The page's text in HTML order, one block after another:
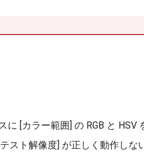
[カラー範囲] の RGB と HSV
スト解像度] が正しく動作しな